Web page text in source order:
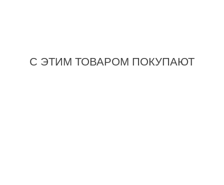
8 137₽
С ЭТИМ ТОВАРОМ ПОКУПАЮТ